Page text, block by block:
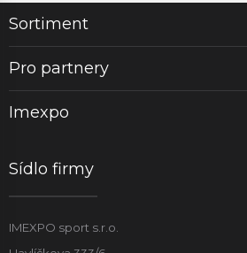
Sortiment
Pro partnery
Imexpo
Sídlo firmy
IMEXPO sport s.r.o.